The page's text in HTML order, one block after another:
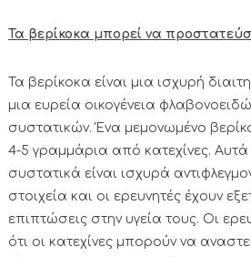
Τα βερίκοκα μπορεί να
Τα βερίκοκα είναι μια ισχυρή
μια ευρεία οικογένεια
συστατικών. Ένα μεμονωμένο
4-5 γραμμάρια από κατεχίνες.
συστατικά είναι ισχυρά
στοιχεία και οι ερευνητές έχουν
επιπτώσεις στην υγεία τους. Οι
ότι οι κατεχίνες μπορούν να